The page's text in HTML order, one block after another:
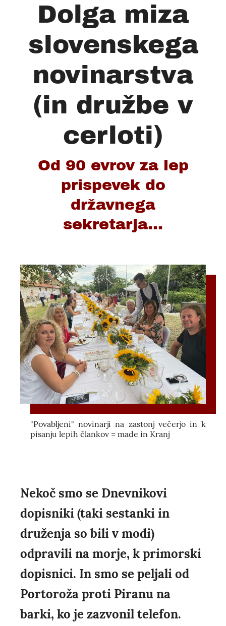
Dolga miza
slovenskega
novinarstva
(in družbe v
cerloti)
Od 90 evrov za lep
prispevek do
državnega
sekretarja...
"Povabljeni" novinarji na zastonj večerjo in k
pisanju lepih člankov = made in Kranj
Nekoč smo se Dnevnikovi
dopisniki (taki sestanki in
druženja so bili v modi)
odpravili na morje, k primorski
dopisnici. In smo se peljali od
Portoroža proti Piranu na
barki, ko je zazvonil telefon.